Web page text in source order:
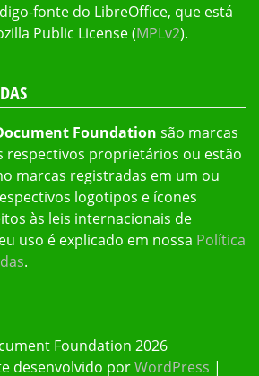
fonte do LibreOffice, que está
Public License (MPLv2).
Foundation são marcas
respectivos proprietários ou estão
marcas registradas em um ou
logotipos e ícones
às leis internacionais de
uso é explicado em nossa Política
.
Foundation 2026
desenvolvido porWordPress |